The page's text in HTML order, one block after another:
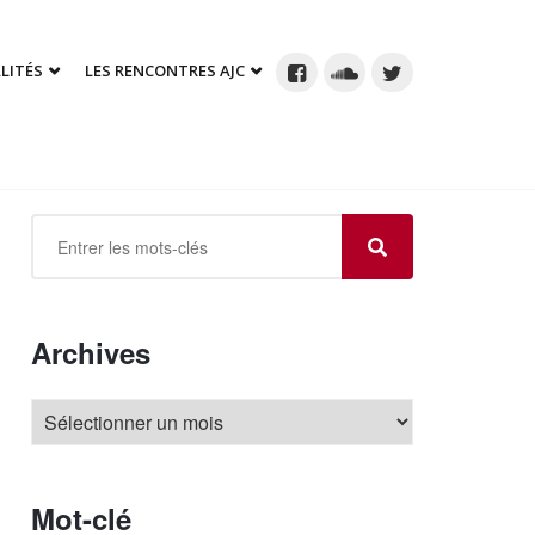
LES RENCONTRES AJC
Archives
Mot-clé